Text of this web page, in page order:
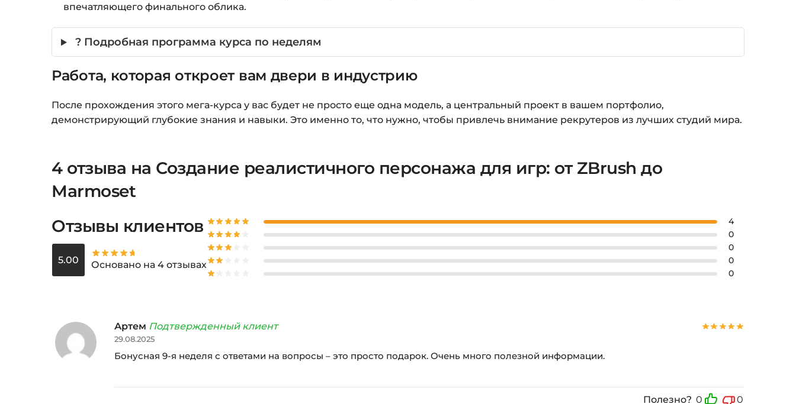
впечатляющего финального облика.
? Подробная программа курса по неделям
Работа, которая откроет вам двери в индустрию
После прохождения этого мега-курса у вас будет не просто еще одна модель, а центральный проект в вашем портфолио,
демонстрирующий глубокие знания и навыки. Это именно то, что нужно, чтобы привлечь внимание рекрутеров из лучших студий мира.
4 отзыва на Создание реалистичного персонажа для игр: от ZBrush до
Marmoset
Отзывы клиентов
5.00 Основано на 4 отзывах
4
0
0
0
0
Артем Подтвержденный клиент
29.08.2025
Бонусная 9-я неделя с ответами на вопросы – это просто подарок. Очень много полезной информации.
Полезно? 0 0